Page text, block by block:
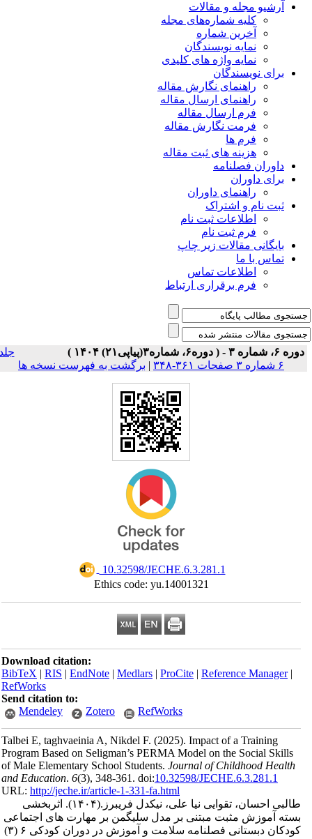
آرشیو مجله و مقالات
کلیه شماره‌های مجله
آخرین شماره
نمایه نویسندگان
نمایه واژه های کلیدی
برای نویسندگان
راهنمای نگارش مقاله
راهنمای ارسال مقاله
فرم ارسال مقاله
فرمت نگارش مقاله
فرم ها
هزینه های ثبت مقاله
داوران فصلنامه
برای داوران
راهنمای داوران
ثبت نام و اشتراک
اطلاعات ثبت نام
فرم ثبت نام
بایگانی مقالات زیر چاپ
تماس با ما
اطلاعات تماس
فرم برقراری ارتباط
دوره ۶، شماره ۳ - ( دوره۶، شماره۳(پیاپی۲۱) ۱۴۰۴ )
جلد
|برگشت به فهرست نسخه ها
‎ 10.32598/JECHE.6.3.281.1
Ethics code: yu.14001321
Download citation:
BibTeX|RIS|EndNote|Medlars|ProCite|Reference Manager
RefWorks
Send citation to:
Mendeley
Zotero RefWorks
Talbei E, taghvaeinia A, Nikdel F.(2025).Impact of a Training
Program Based on Seligman’s PERMA Model on the Social Skills
of Male Elementary School Students.Journal of Childhood Health
and Education.6(3), 348-361. doi:10.32598/JECHE.6.3.281.1
URL:http://jeche.ir/article-1-331-fa.html
طالبی احسان، تقوایی نیا علی، نیکدل فریبرز. (۱۴۰۴).
اثربخشی
بسته آموزش مثبت مبتنی بر مدل سلیگمن بر مهارت های اجتماعی
کودکان دبستانی فصلنامه سلامت و آموزش در دوران کودکی ۶ (۳)